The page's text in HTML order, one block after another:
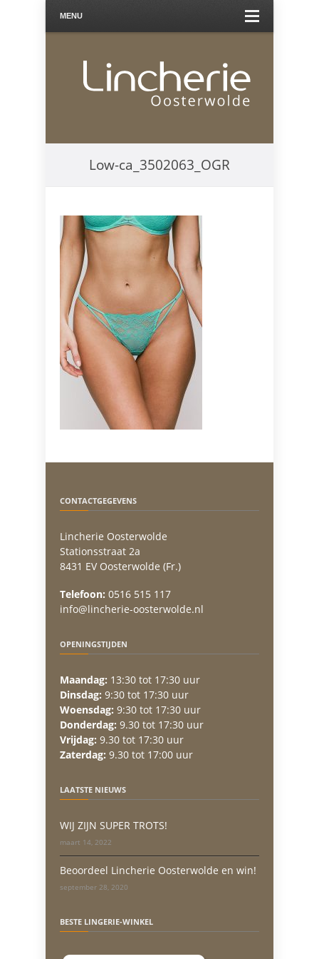
MENU
Low-ca_3502063_OGR
CONTACTGEGEVENS
Lincherie Oosterwolde
Stationsstraat 2a
8431 EV Oosterwolde (Fr.)
Telefoon: 0516 515 117
info@lincherie-oosterwolde.nl
OPENINGSTIJDEN
Maandag: 13:30 tot 17:30 uur
Dinsdag: 9:30 tot 17:30 uur
Woensdag: 9:30 tot 17:30 uur
Donderdag: 9.30 tot 17:30 uur
Vrijdag: 9.30 tot 17:30 uur
Zaterdag: 9.30 tot 17:00 uur
LAATSTE NIEUWS
WIJ ZIJN SUPER TROTS!
maart 14, 2022
Beoordeel Lincherie Oosterwolde en win!
september 28, 2020
BESTE LINGERIE-WINKEL